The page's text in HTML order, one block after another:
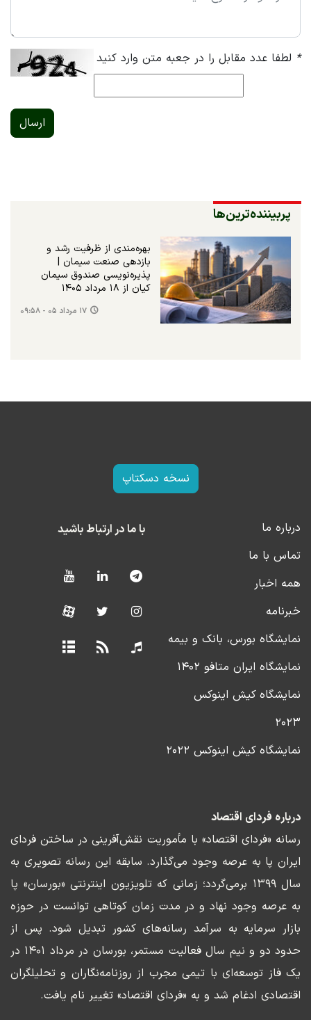
* لطفا عدد مقابل را در جعبه متن وارد کنید
ارسال
پربیننده‌ترین‌ها
بهره‌مندی از ظرفیت رشد و
بازدهی صنعت سیمان |
پذیره‌نویسی صندوق سیمان
کیان از ۱۸ مرداد ۱۴۰۵
۱۷ مرداد ۰۵ - ۰۹:۵۸
نسخه دسکتاپ
درباره ما
تماس با ما
همه اخبار
خبرنامه
نمایشگاه بورس، بانک و بیمه
نمایشگاه ایران متافو ۱۴۰۲
نمایشگاه کیش اینوکس
۲۰۲۳
نمایشگاه کیش اینوکس ۲۰۲۲
با ما در ارتباط باشید
درباره فردای اقتصاد
رسانه «فردای اقتصاد» با مأموریت نقش‌آفرینی در ساختن فردای
ایران پا به عرصه وجود می‌گذارد. سابقه این رسانه تصویری به
سال ۱۳۹۹ برمی‌گردد؛ زمانی که تلویزیون اینترنتی «بورسان» پا
به عرصه وجود نهاد و در مدت زمان کوتاهی توانست در حوزه
بازار سرمایه به سرآمد رسانه‌های کشور تبدیل شود. پس از
حدود دو و نیم سال فعالیت مستمر، بورسان در مرداد ۱۴۰۱ در
یک فاز توسعه‌ای با تیمی مجرب از روزنامه‌نگاران و تحلیلگران
اقتصادی ادغام شد و به «فردای اقتصاد» تغییر نام یافت.